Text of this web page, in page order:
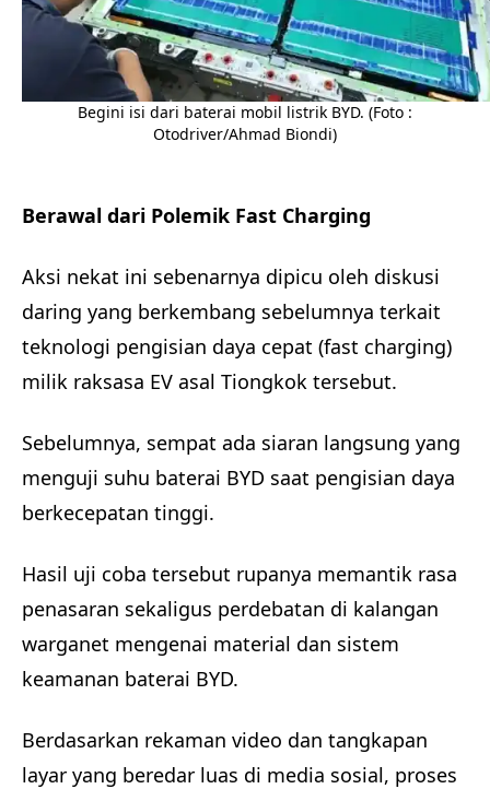
Begini isi dari baterai mobil listrik BYD. (Foto :
Otodriver/Ahmad Biondi)
Berawal dari Polemik Fast Charging
Aksi nekat ini sebenarnya dipicu oleh diskusi
daring yang berkembang sebelumnya terkait
teknologi pengisian daya cepat (fast charging)
milik raksasa EV asal Tiongkok tersebut.
Sebelumnya, sempat ada siaran langsung yang
menguji suhu baterai BYD saat pengisian daya
berkecepatan tinggi.
Hasil uji coba tersebut rupanya memantik rasa
penasaran sekaligus perdebatan di kalangan
warganet mengenai material dan sistem
keamanan baterai BYD.
Berdasarkan rekaman video dan tangkapan
layar yang beredar luas di media sosial, proses